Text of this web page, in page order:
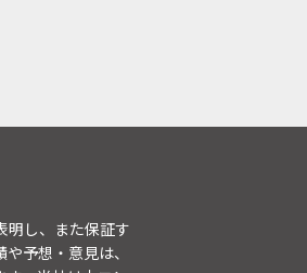
明し、また保証す
予想・意見は、